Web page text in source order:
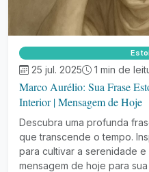
25 jul. 2025 1 min de
Marco Aurélio: Sua Frase
Interior | Mensagem de Hoje
Descubra uma profunda
que transcende o tempo.
para cultivar a serenidade e
mensagem de hoje para sua